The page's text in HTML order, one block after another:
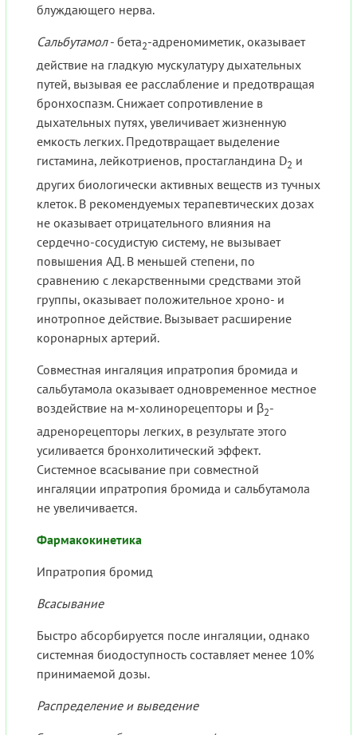
блуждающего нерва.
Сальбутамол- бета2-адреномиметик, оказывает
действие на гладкую мускулатуру дыхательных
путей, вызывая ее расслабление и предотвращая
бронхоспазм. Снижает сопротивление в
дыхательных путях, увеличивает жизненную
емкость легких. Предотвращает выделение
гистамина, лейкотриенов, простагландина D2 и
других биологически активных веществ из тучных
клеток. В рекомендуемых терапевтических дозах
не оказывает отрицательного влияния на
сердечно-сосудистую систему, не вызывает
повышения АД. В меньшей степени, по
сравнению с лекарственными средствами этой
группы, оказывает положительное хроно- и
инотропное действие. Вызывает расширение
коронарных артерий.
Совместная ингаляция ипратропия бромида и
сальбутамола оказывает одновременное местное
воздействие на м-холинорецепторы и β2-
адренорецепторы легких, в результате этого
усиливается бронхолитический эффект.
Системное всасывание при совместной
ингаляции ипратропия бромида и сальбутамола
не увеличивается.
Фармакокинетика
Ипратропия бромид
Всасывание
Быстро абсорбируется после ингаляции, однако
системная биодоступность составляет менее 10%
принимаемой дозы.
Распределение и выведение